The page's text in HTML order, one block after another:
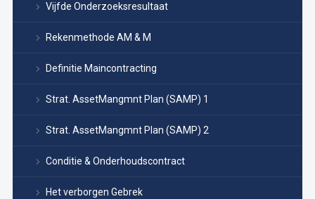
Vijfde Onderzoeksresultaat
Rekenmethode AM & M
Definitie Maincontracting
Strat. AssetMangmnt Plan (SAMP) 1
Strat. AssetMangmnt Plan (SAMP) 2
Conditie & Onderhoudscontract
Het verborgen Gebrek